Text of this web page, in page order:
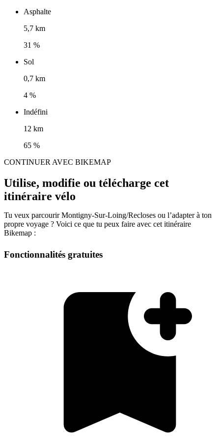
Asphalte
5,7 km
31 %
Sol
0,7 km
4 %
Indéfini
12 km
65 %
CONTINUER AVEC BIKEMAP
Utilise, modifie ou télécharge cet
itinéraire vélo
Tu veux parcourir Montigny-Sur-Loing/Recloses ou l’adapter à ton
propre voyage ? Voici ce que tu peux faire avec cet itinéraire
Bikemap :
Fonctionnalités gratuites